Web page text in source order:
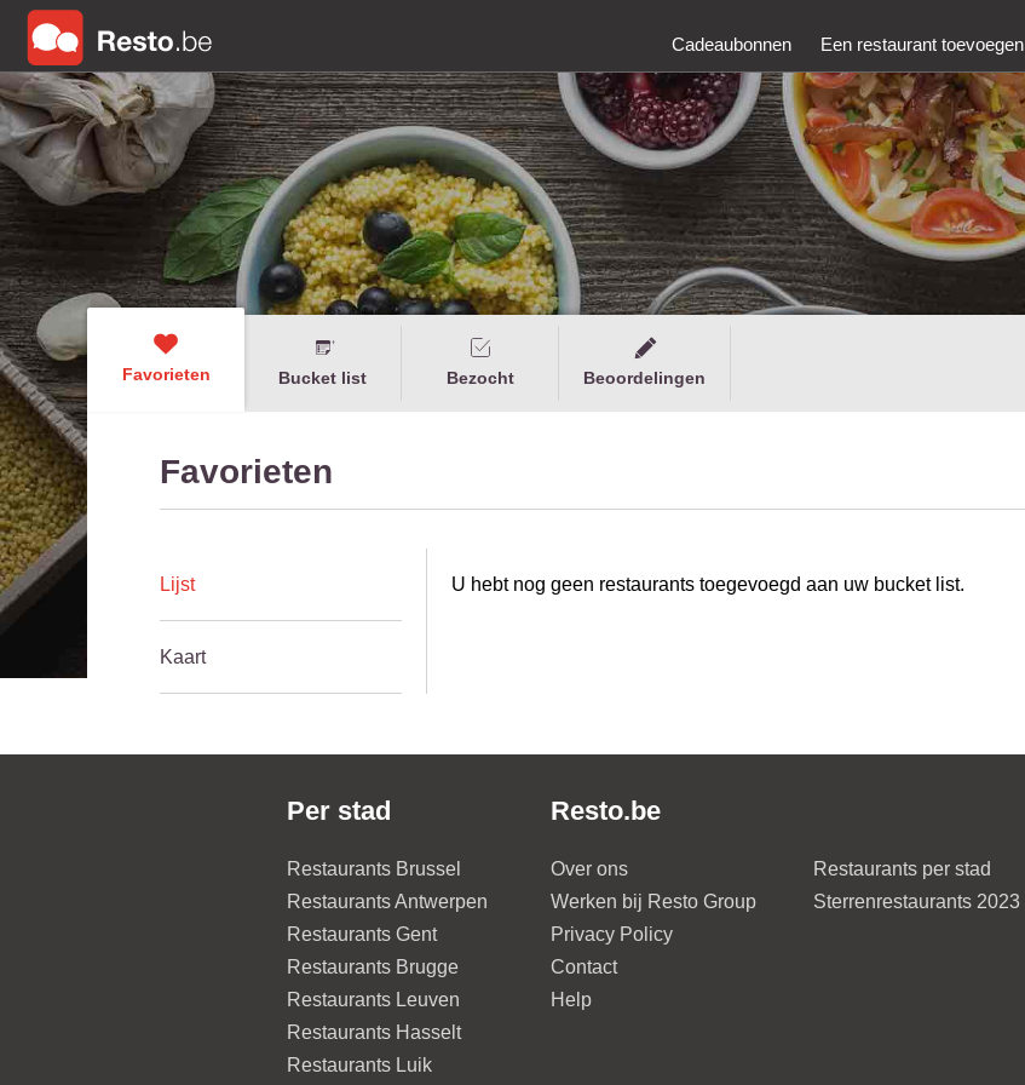
Cadeaubonnen Een restaurant toevoegen
Favorieten Bucket list Bezocht Beoordelingen
Favorieten
Lijst
Kaart
U hebt nog geen restaurants toegevoegd aan uw bucket list.
Per stad
Restaurants Brussel
Restaurants Antwerpen
Restaurants Gent
Restaurants Brugge
Restaurants Leuven
Restaurants Hasselt
Restaurants Luik
Resto.be
Over ons
Werken bij Resto Group
Privacy Policy
Contact
Help
Restaurants per stad
Sterrenrestaurants 2023